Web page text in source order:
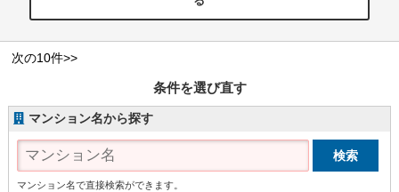
次の10件>>
条件を選び直す
マンション名から探す
マンション名で直接検索ができます。